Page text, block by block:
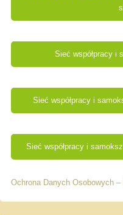
Sieć współpracy i
Sieć współpracy i
Sieć współpracy i
Ochrona Danych Osobowych –